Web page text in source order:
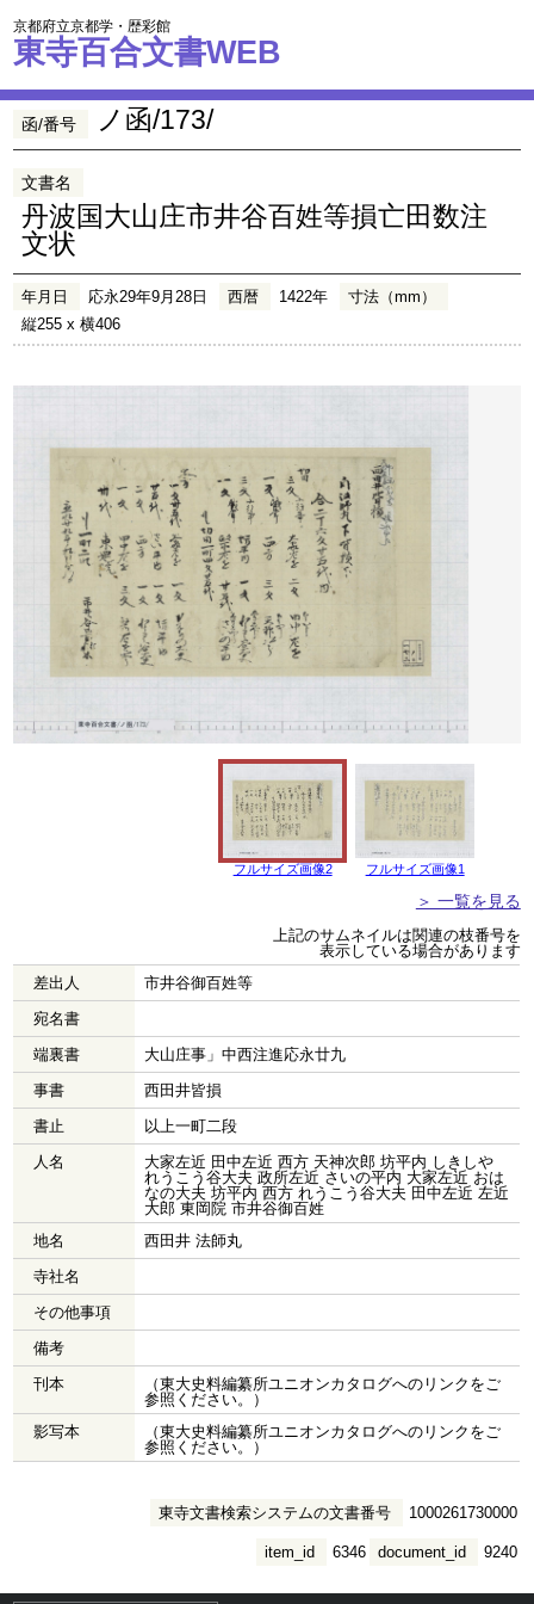
京都府立京都学・歴彩館
東寺百合文書WEB
函/番号 ノ函/173/
文書名
丹波国大山庄市井谷百姓等損亡田数注
文状
年月日 応永29年9月28日 西暦 1422年
寸法（mm）
縦255 x 横406
フルサイズ画像2 フルサイズ画像1
＞ 一覧を見る
上記のサムネイルは関連の枝番号を
表示している場合があります
差出人
市井谷御百姓等
宛名書
端裏書
大山庄事」中西注進応永廿九
事書
西田井皆損
書止
以上一町二段
人名
大家左近 田中左近 西方 天神次郎 坊平内 しきしや
れうこう谷大夫 政所左近 さいの平内 大家左近 おは
なの大夫 坊平内 西方 れうこう谷大夫 田中左近 左近
大郎 東岡院 市井谷御百姓
地名
西田井 法師丸
寺社名
その他事項
備考
刊本
（東大史料編纂所ユニオンカタログへのリンクをご
参照ください。）
影写本
（東大史料編纂所ユニオンカタログへのリンクをご
参照ください。）
東寺文書検索システムの文書番号 1000261730000
document_id 9240
item_id 6346